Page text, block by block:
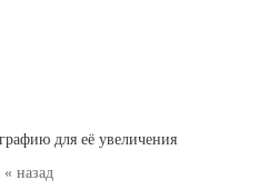
« назад
для её увеличения